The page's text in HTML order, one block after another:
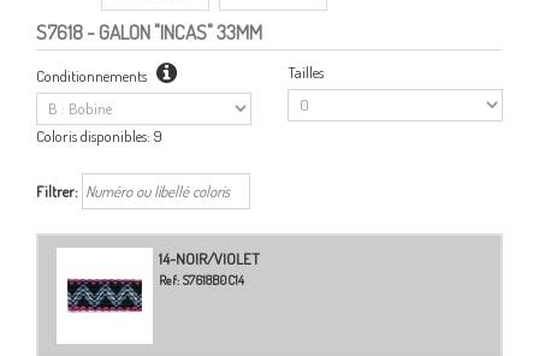
S7618- GALON "INCAS" 33MM
Conditionnements Tailles
Coloris disponibles: 9
Filtrer:
14-NOIR/VIOLET
Ref: S7618B0C14